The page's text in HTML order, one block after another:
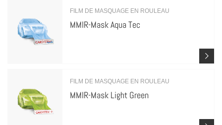
FILM DE MASQUAGE EN ROULEAU
MMIR-Mask Aqua Tec
FILM DE MASQUAGE EN ROULEAU
MMIR-Mask Light Green